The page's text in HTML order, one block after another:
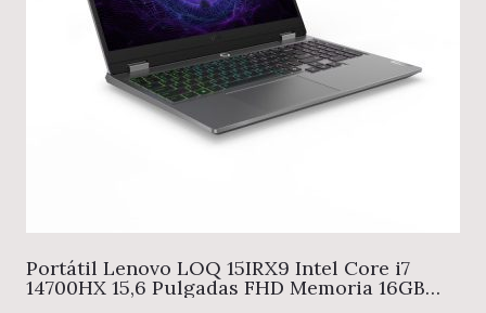
Portátil Lenovo LOQ 15IRX9 Intel Core i7
14700HX 15,6 Pulgadas FHD Memoria 16GB